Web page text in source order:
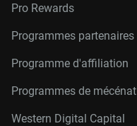
Pro Rewards
Programmes partenaires
Programme d'affiliation
Programmes de mécénat
Western Digital Capital